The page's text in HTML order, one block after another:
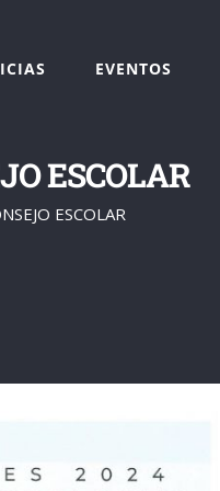
EVENTOS
ESCOLAR
ESCOLAR